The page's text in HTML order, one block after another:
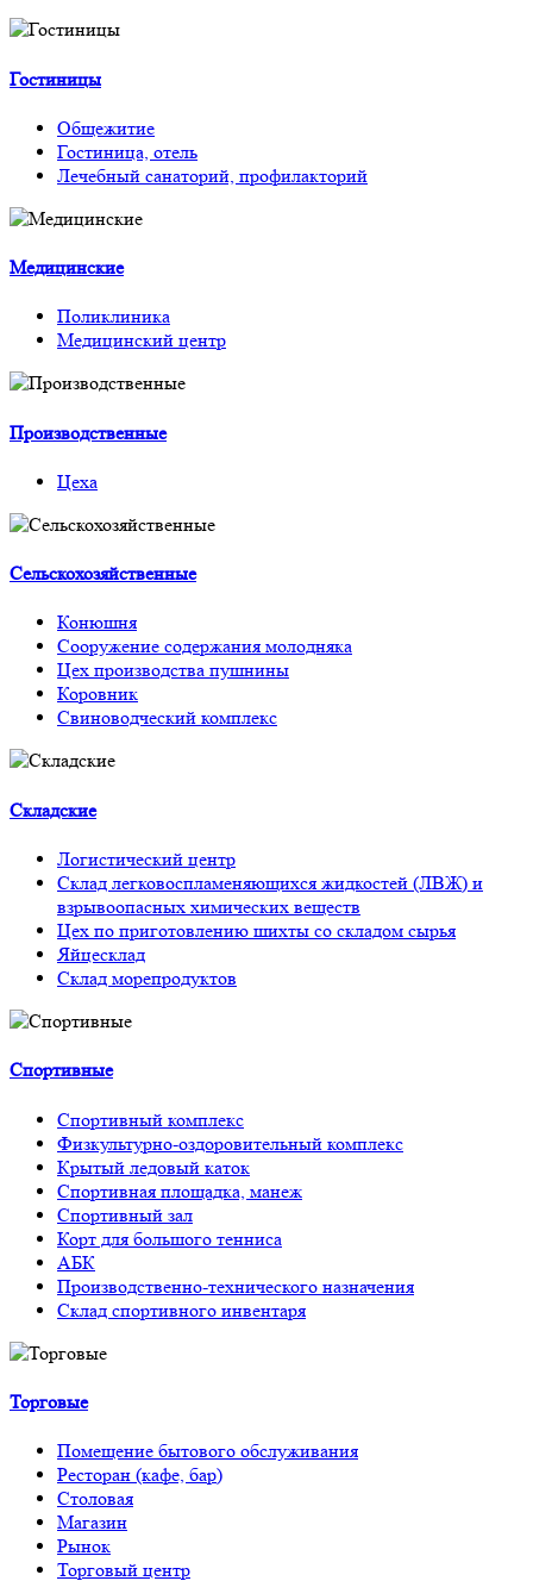
Гостиницы
Общежитие
Гостиница, отель
Лечебный санаторий, профилакторий
Медицинские
Поликлиника
Медицинский центр
Производственные
Цеха
Сельскохозяйственные
Конюшня
Сооружение содержания молодняка
Цех производства пушнины
Коровник
Свиноводческий комплекс
Складские
Логистический центр
Склад легковоспламеняющихся жидкостей (ЛВЖ) и
взрывоопасных химических веществ
Цех по приготовлению шихты со складом сырья
Яйцесклад
Склад морепродуктов
Спортивные
Спортивный комплекс
Физкультурно-оздоровительный комплекс
Крытый ледовый каток
Спортивная площадка, манеж
Спортивный зал
Корт для большого тенниса
АБК
Производственно-технического назначения
Склад спортивного инвентаря
Торговые
Помещение бытового обслуживания
Ресторан (кафе, бар)
Столовая
Магазин
Рынок
Торговый центр